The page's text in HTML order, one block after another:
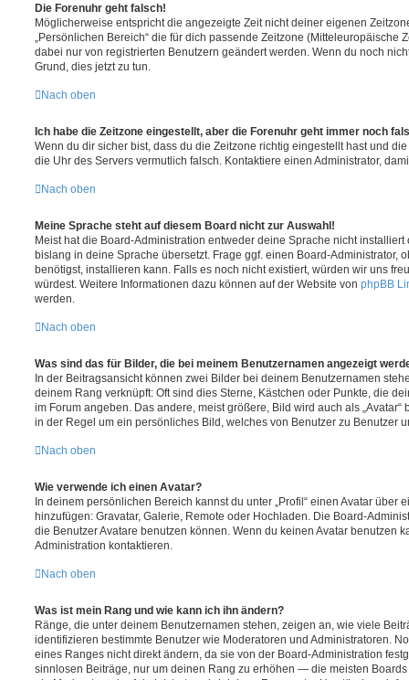
Die Forenuhr geht falsch!
Möglicherweise entspricht die angezeigte Zeit nicht deiner eigenen
„Persönlichen Bereich“ die für dich passende Zeitzone (Mitteleuropäische
dabei nur von registrierten Benutzern geändert werden. Wenn du noch
Grund, dies jetzt zu tun.
Nach oben
Ich habe die Zeitzone eingestellt, aber die Forenuhr geht immer noch
Wenn du dir sicher bist, dass du die Zeitzone richtig eingestellt hast und
die Uhr des Servers vermutlich falsch. Kontaktiere einen Administrator,
Nach oben
Meine Sprache steht auf diesem Board nicht zur Auswahl!
Meist hat die Board-Administration entweder deine Sprache nicht
bislang in deine Sprache übersetzt. Frage ggf. einen Board-Administrator,
benötigst, installieren kann. Falls es noch nicht existiert, würden wir uns
würdest. Weitere Informationen dazu können auf der Website von phpBB
werden.
Nach oben
Was sind das für Bilder, die bei meinem Benutzernamen angezeigt
In der Beitragsansicht können zwei Bilder bei deinem Benutzernamen
deinem Rang verknüpft: Oft sind dies Sterne, Kästchen oder Punkte, die
im Forum angeben. Das andere, meist größere, Bild wird auch als
in der Regel um ein persönliches Bild, welches von Benutzer zu Benutzer
Nach oben
Wie verwende ich einen Avatar?
In deinem persönlichen Bereich kannst du unter „Profil“ einen Avatar über
hinzufügen: Gravatar, Galerie, Remote oder Hochladen. Die Board-
die Benutzer Avatare benutzen können. Wenn du keinen Avatar benutzen
Administration kontaktieren.
Nach oben
Was ist mein Rang und wie kann ich ihn ändern?
Ränge, die unter deinem Benutzernamen stehen, zeigen an, wie viele
identifizieren bestimmte Benutzer wie Moderatoren und Administratoren.
eines Ranges nicht direkt ändern, da sie von der Board-Administration
sinnlosen Beiträge, nur um deinen Rang zu erhöhen — die meisten